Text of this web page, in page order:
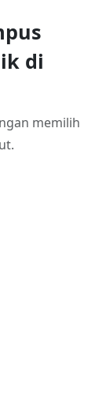
di
memilih